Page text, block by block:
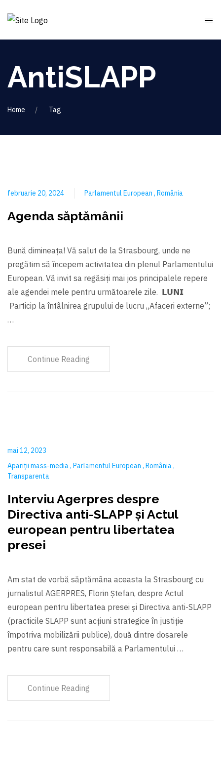
AntiSLAPP
Home Tag
februarie 20, 2024 Parlamentul European România
Agenda săptămânii
Bună dimineața! Vă salut de la Strasbourg, unde ne
pregătim să începem activitatea din plenul Parlamentului
European. Vă invit sa regăsiți mai jos principalele repere
ale agendei mele pentru următoarele zile. 𝗟𝗨𝗡𝗜
Particip la întâlnirea grupului de lucru „Afaceri externe”;
…
Continue Reading
mai 12, 2023
Apariții mass-media Parlamentul European România
Transparenta
Interviu Agerpres despre
Directiva anti-SLAPP și Actul
european pentru libertatea
presei
Am stat de vorbă săptămâna aceasta la Strasbourg cu
jurnalistul AGERPRES, Florin Ștefan, despre Actul
european pentru libertatea presei şi Directiva anti-SLAPP
(practicile SLAPP sunt acțiuni strategice în justiție
împotriva mobilizării publice), două dintre dosarele
pentru care sunt responsabilă a Parlamentului …
Continue Reading